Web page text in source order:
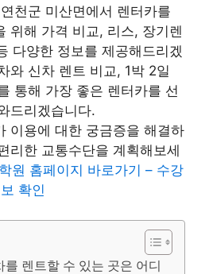
천군 미산면에서 렌터카를
위해 가격 비교, 리스, 장기렌
다양한 정보를 제공해드리겠
와 신차 렌트 비교, 1박 2일
통해 가장 좋은 렌터카를 선
드리겠습니다.
이용에 대한 궁금증을 해결하
리한 교통수단을 계획해보세
원 홈페이지 바로가기 – 수강
확인
를 렌트할 수 있는 곳은 어디